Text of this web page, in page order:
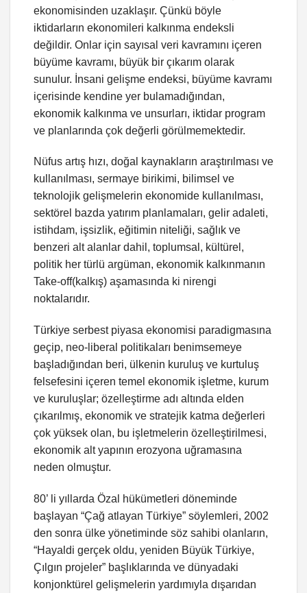
ekonomisinden uzaklaşır. Çünkü böyle
iktidarların ekonomileri kalkınma endeksli
değildir. Onlar için sayısal veri kavramını içeren
büyüme kavramı, büyük bir çıkarım olarak
sunulur. İnsani gelişme endeksi, büyüme kavramı
içerisinde kendine yer bulamadığından,
ekonomik kalkınma ve unsurları, iktidar program
ve planlarında çok değerli görülmemektedir.
Nüfus artış hızı, doğal kaynakların araştırılması ve
kullanılması, sermaye birikimi, bilimsel ve
teknolojik gelişmelerin ekonomide kullanılması,
sektörel bazda yatırım planlamaları, gelir adaleti,
istihdam, işsizlik, eğitimin niteliği, sağlık ve
benzeri alt alanlar dahil, toplumsal, kültürel,
politik her türlü argüman, ekonomik kalkınmanın
Take-off(kalkış) aşamasında ki nirengi
noktalarıdır.
Türkiye serbest piyasa ekonomisi paradigmasına
geçip, neo-liberal politikaları benimsemeye
başladığından beri, ülkenin kuruluş ve kurtuluş
felsefesini içeren temel ekonomik işletme, kurum
ve kuruluşlar; özelleştirme adı altında elden
çıkarılmış, ekonomik ve stratejik katma değerleri
çok yüksek olan, bu işletmelerin özelleştirilmesi,
ekonomik alt yapının erozyona uğramasına
neden olmuştur.
80’ li yıllarda Özal hükümetleri döneminde
başlayan “Çağ atlayan Türkiye” söylemleri, 2002
den sonra ülke yönetiminde söz sahibi olanların,
“Hayaldi gerçek oldu, yeniden Büyük Türkiye,
Çılgın projeler” başlıklarında ve dünyadaki
konjonktürel gelişmelerin yardımıyla dışarıdan